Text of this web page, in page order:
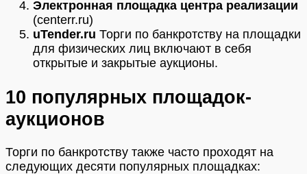
Электронная площадка центра реализации
(centerr.ru)
uTender.ru Торги по банкротству на площадки
для физических лиц включают в себя
открытые и закрытые аукционы.
10 популярных площадок-
аукционов
Торги по банкротству также часто проходят на
следующих десяти популярных площадках: